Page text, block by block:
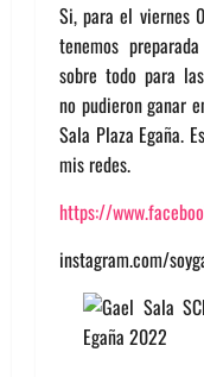
Si, para el viernes
tenemos
sobre todo para
no pudieron ganar
Sala Plaza Egaña.
mis redes.
https://
instagram.com/